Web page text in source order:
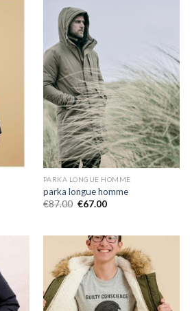
PARKA LONGUE HOMME
parka longue homme
€87.00 €67.00